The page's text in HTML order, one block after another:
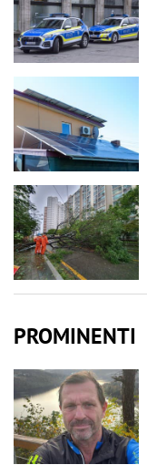
PROMINENTI